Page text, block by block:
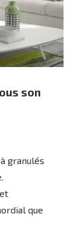
son
granulés
que